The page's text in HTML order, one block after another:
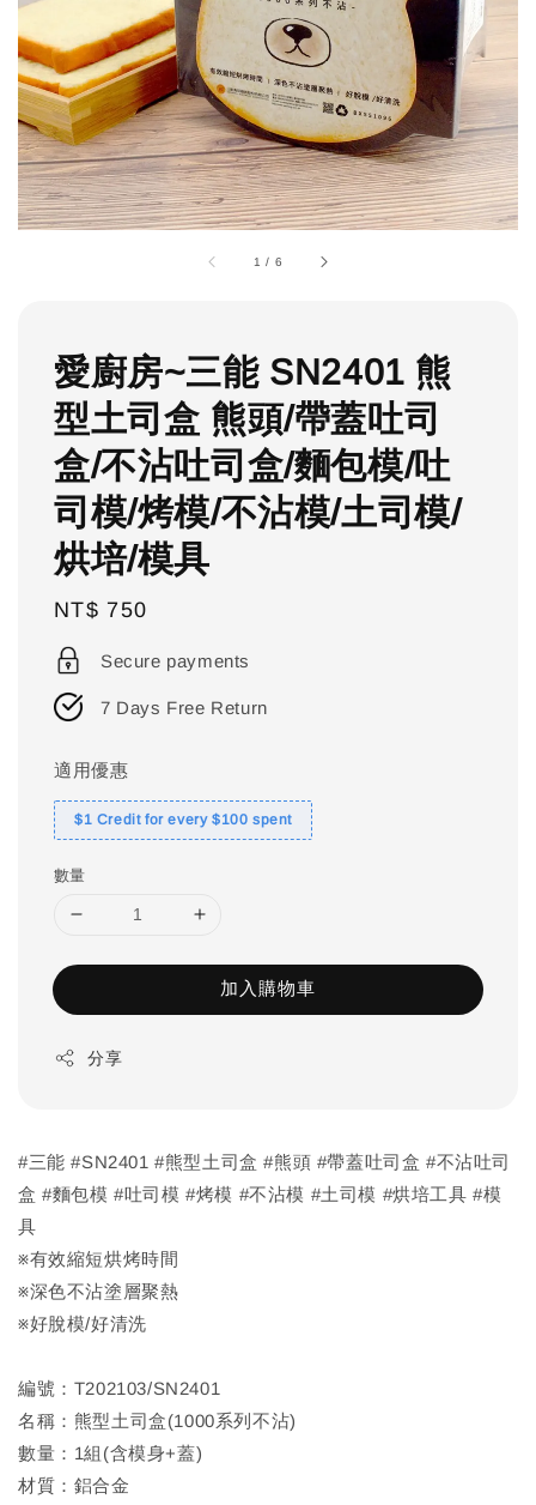
1 / 6
愛廚房~三能 SN2401 熊
型土司盒 熊頭/帶蓋吐司
盒/不沾吐司盒/麵包模/吐
司模/烤模/不沾模/土司模/
烘培/模具
Regular
price
NT$ 750
Secure payments
7 Days Free Return
適用優惠
$1 Credit for every $100 spent
數量
加入購物車
分享
#三能 #SN2401 #熊型土司盒 #熊頭 #帶蓋吐司盒 #不沾吐司
盒 #麵包模 #吐司模 #烤模 #不沾模 #土司模 #烘培工具 #模
具
※有效縮短烘烤時間
※深色不沾塗層聚熱
※好脫模/好清洗
編號：T202103/SN2401
名稱：熊型土司盒(1000系列不沾)
數量：1組(含模身+蓋)
材質：鋁合金